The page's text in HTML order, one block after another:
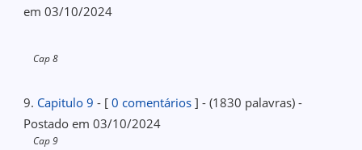
em 03/10/2024
Cap 8
9. Capitulo 9 - [0 comentários ] - (1830 palavras) -
Postado em 03/10/2024
Cap 9